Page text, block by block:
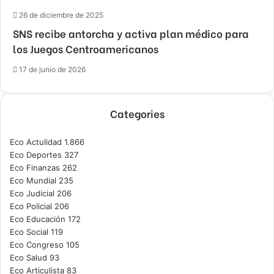
26 de diciembre de 2025
SNS recibe antorcha y activa plan médico para
los Juegos Centroamericanos
17 de junio de 2026
Categories
Eco Actulidad 1.866
Eco Deportes 327
Eco Finanzas 262
Eco Mundial 235
Eco Judicial 206
Eco Policial 206
Eco Educación 172
Eco Social 119
Eco Congreso 105
Eco Salud 93
Eco Articulista 83